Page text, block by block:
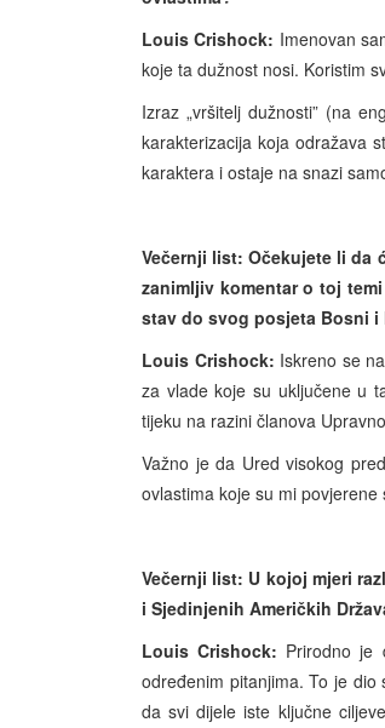
Louis Crishock: Imenovan
koje ta dužnost nosi. Koristim
Izraz „vršitelj dužnosti” (na
karakterizacija koja odražava
karaktera i ostaje na snazi
Večernji list: Očekujete li da
zanimljiv komentar o toj
stav do svog posjeta Bosni i
Louis Crishock: Iskreno se
za vlade koje su uključene u
tijeku na razini članova
Važno je da Ured visokog
ovlastima koje su mi
Večernji list: U kojoj mjeri
i Sjedinjenih Američkih
Louis Crishock: Prirodno je
određenim pitanjima. To je
da svi dijele iste ključne